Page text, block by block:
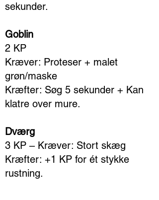
sekunder.
Goblin
2 KP
Kræver: Proteser + malet
grøn/maske
Kræfter: Søg 5 sekunder + Kan
klatre over mure.
Dværg
3 KP – Kræver: Stort skæg
Kræfter: +1 KP for ét stykke
rustning.